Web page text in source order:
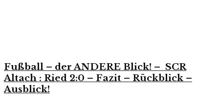
Fußball – der ANDERE Blick! – SCR
Altach : Ried 2:0 – Fazit – Rückblick –
Ausblick!